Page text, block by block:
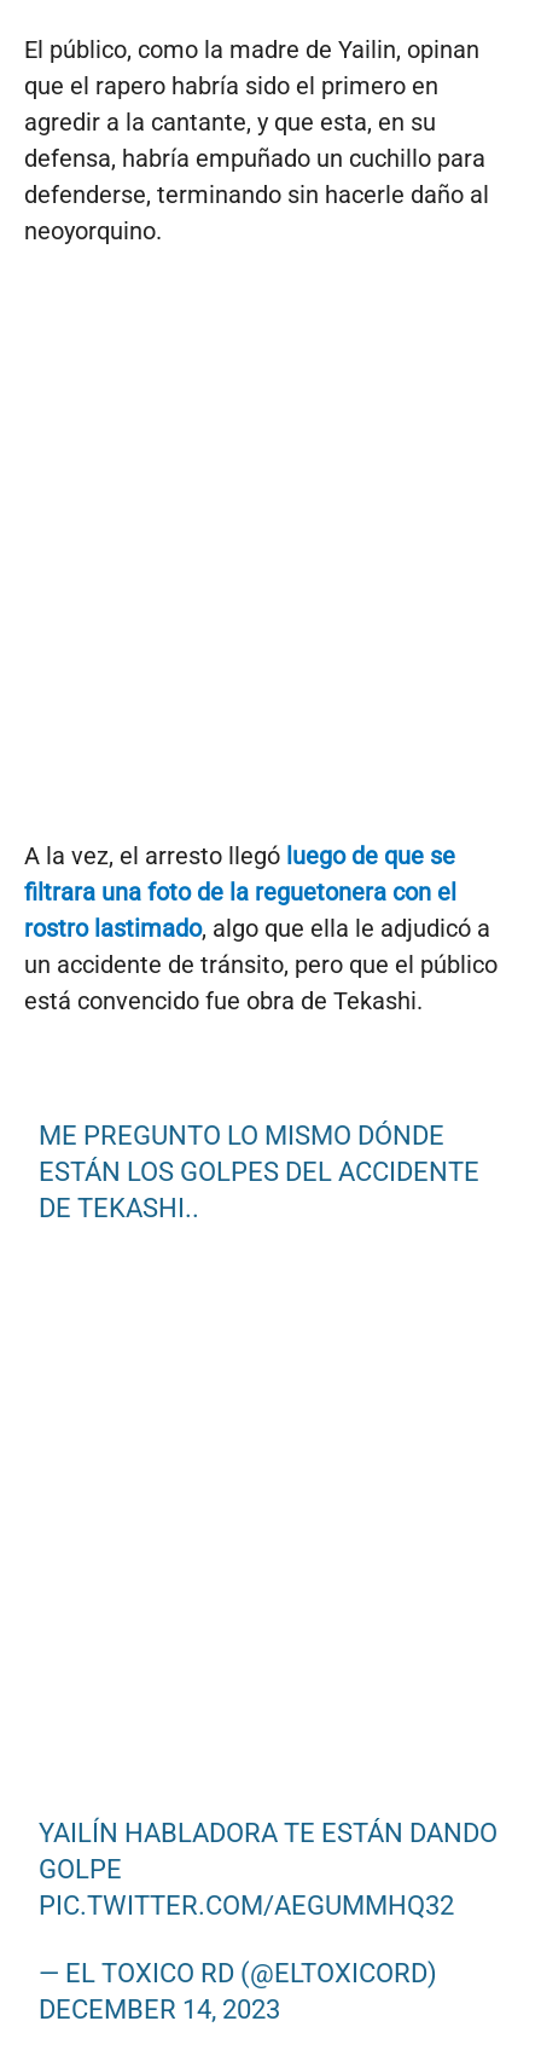
El público, como la madre de Yailin, opinan
que el rapero habría sido el primero en
agredir a la cantante, y que esta, en su
defensa, habría empuñado un cuchillo para
defenderse, terminando sin hacerle daño al
neoyorquino.
A la vez, el arresto llegó luego de que se
filtrara una foto de la reguetonera con el
rostro lastimado, algo que ella le adjudicó a
un accidente de tránsito, pero que el público
está convencido fue obra de Tekashi.
ME PREGUNTO LO MISMO DÓNDE
ESTÁN LOS GOLPES DEL ACCIDENTE
DE TEKASHI..
YAILÍN HABLADORA TE ESTÁN DANDO
GOLPE
PIC.TWITTER.COM/AEGUMMHQ32
— EL TOXICO RD (@ELTOXICORD)
DECEMBER 14, 2023